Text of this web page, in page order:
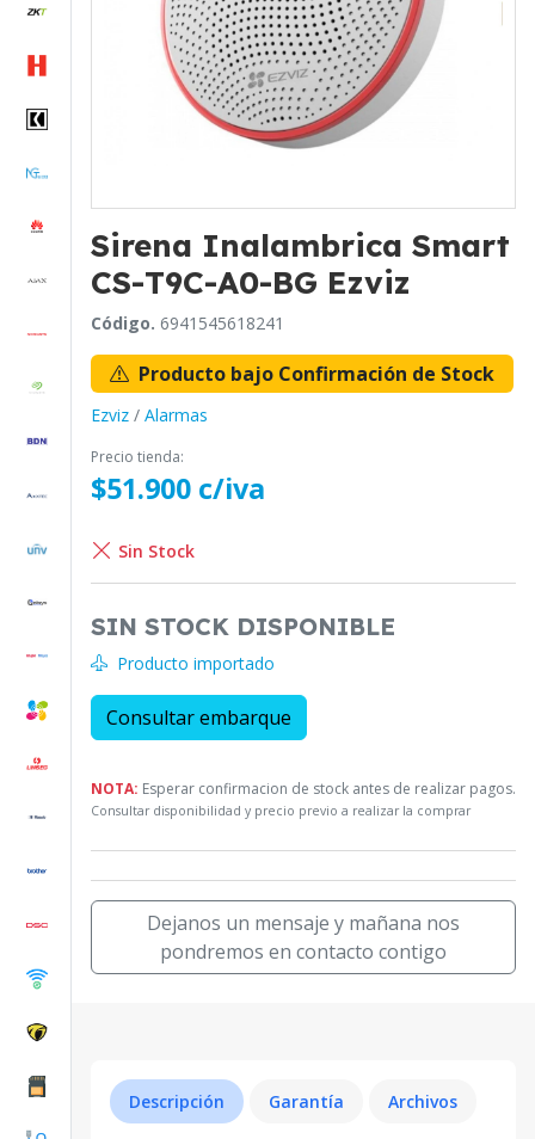
Sirena Inalambrica Smart
CS-T9C-A0-BG Ezviz
Código. 6941545618241
Producto bajo Confirmación de Stock
Ezviz / Alarmas
Precio tienda:
$51.900 c/iva
Sin Stock
SIN STOCK DISPONIBLE
Producto importado
Consultar embarque
NOTA: Esperar confirmacion de stock antes de realizar pagos.
Consultar disponibilidad y precio previo a realizar la comprar
Dejanos un mensaje y mañana nos
pondremos en contacto contigo
Descripción Garantía Archivos